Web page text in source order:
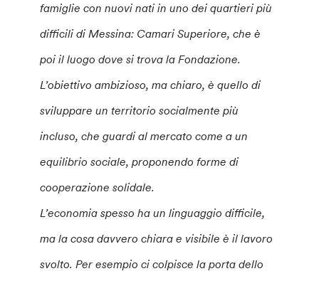
famiglie con nuovi nati in uno dei quartieri più
difficili di Messina: Camari Superiore, che è
poi il luogo dove si trova la Fondazione.
L’obiettivo ambizioso, ma chiaro, è quello di
sviluppare un territorio socialmente più
incluso, che guardi al mercato come a un
equilibrio sociale, proponendo forme di
cooperazione solidale.
L’economia spesso ha un linguaggio difficile,
ma la cosa davvero chiara e visibile è il lavoro
svolto. Per esempio ci colpisce la porta dello